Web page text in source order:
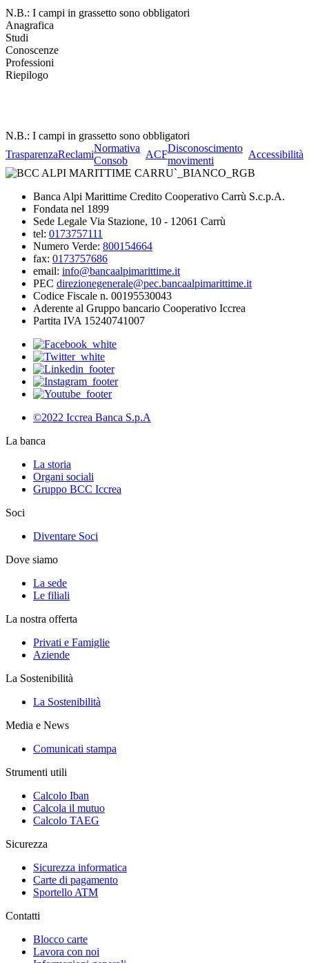
N.B.: I campi in grassetto sono obbligatori
Anagrafica
Studi
Conoscenze
Professioni
Riepilogo
N.B.: I campi in grassetto sono obbligatori
TrasparenzaReclami
Normativa
Consob
ACF
Disconoscimento
movimenti
Accessibilità
Banca Alpi Marittime Credito Cooperativo Carrù S.c.p.A.
Fondata nel 1899
Sede Legale Via Stazione, 10 - 12061 Carrù
tel: 0173757111
Numero Verde: 800154664
fax: 0173757686
email: info@bancaalpimarittime.it
PEC direzionegenerale@pec.bancaalpimarittime.it
Codice Fiscale n. 00195530043
Aderente al Gruppo bancario Cooperativo Iccrea
Partita IVA 15240741007
©2022 Iccrea Banca S.p.A
La banca
La storia
Organi sociali
Gruppo BCC Iccrea
Soci
Diventare Soci
Dove siamo
La sede
Le filiali
La nostra offerta
Privati e Famiglie
Aziende
La Sostenibilità
La Sostenibilità
Media e News
Comunicati stampa
Strumenti utili
Calcolo Iban
Calcola il mutuo
Calcolo TAEG
Sicurezza
Sicurezza informatica
Carte di pagamento
Sportello ATM
Contatti
Blocco carte
Lavora con noi